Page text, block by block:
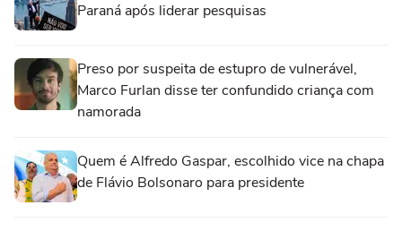
Paraná após liderar pesquisas
Preso por suspeita de estupro de vulnerável,
Marco Furlan disse ter confundido criança com
namorada
Quem é Alfredo Gaspar, escolhido vice na chapa
de Flávio Bolsonaro para presidente